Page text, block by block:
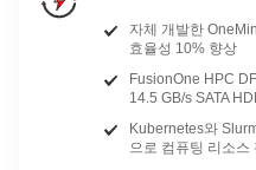
자체 개발한
효율성 10% 향상
FusionOne HPC
14.5 GB/s SATA
Kubernetes와
으로 컴퓨팅 리소스